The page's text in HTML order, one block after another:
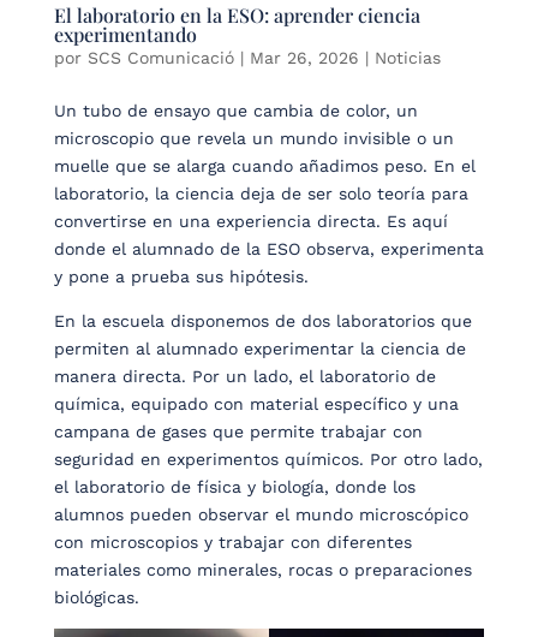
El laboratorio en la ESO: aprender ciencia
experimentando
por SCS Comunicació| Mar 26, 2026 | Noticias
Un tubo de ensayo que cambia de color, un
microscopio que revela un mundo invisible o un
muelle que se alarga cuando añadimos peso. En el
laboratorio, la ciencia deja de ser solo teoría para
convertirse en una experiencia directa. Es aquí
donde el alumnado de la ESO observa, experimenta
y pone a prueba sus hipótesis.
En la escuela disponemos de dos laboratorios que
permiten al alumnado experimentar la ciencia de
manera directa. Por un lado, el laboratorio de
química, equipado con material específico y una
campana de gases que permite trabajar con
seguridad en experimentos químicos. Por otro lado,
el laboratorio de física y biología, donde los
alumnos pueden observar el mundo microscópico
con microscopios y trabajar con diferentes
materiales como minerales, rocas o preparaciones
biológicas.